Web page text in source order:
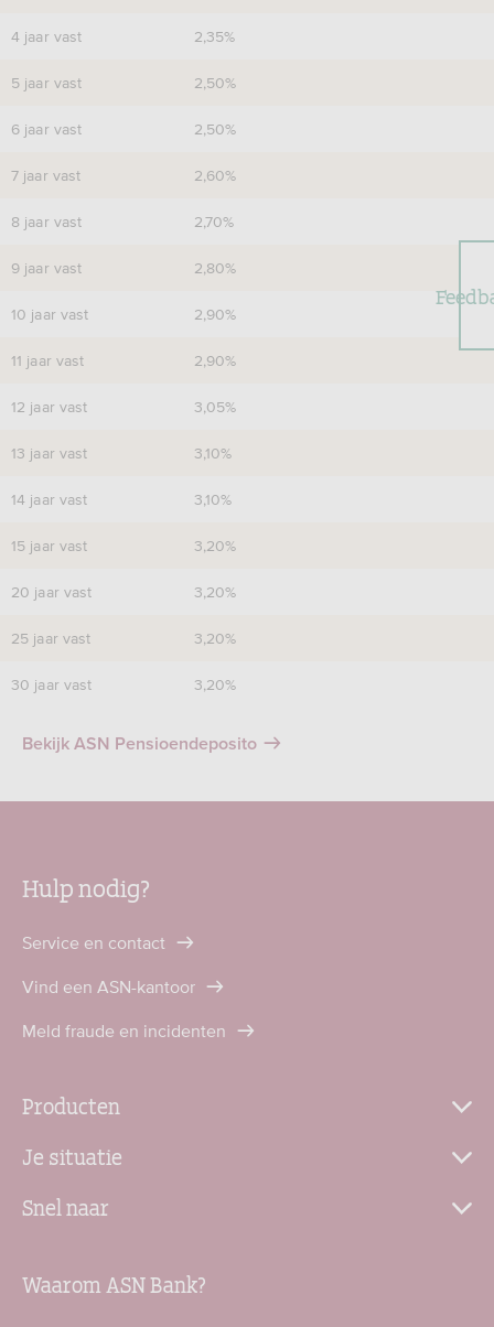
4 jaar vast 2,35%
5 jaar vast 2,50%
6 jaar vast 2,50%
7 jaar vast 2,60%
8 jaar vast 2,70%
9 jaar vast 2,80%
10 jaar vast 2,90%
11 jaar vast 2,90%
12 jaar vast 3,05%
13 jaar vast 3,10%
14 jaar vast 3,10%
15 jaar vast 3,20%
20 jaar vast 3,20%
25 jaar vast 3,20%
30 jaar vast 3,20%
Bekijk ASN Pensioendeposito
Hulp nodig?
Service en contact
Vind een ASN-kantoor
Meld fraude en incidenten
Producten
Je situatie
Snel naar
Waarom ASN Bank?